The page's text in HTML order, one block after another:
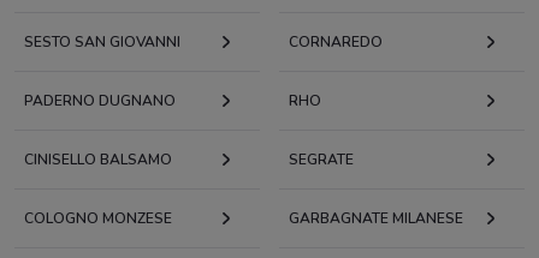
SESTO SAN GIOVANNI CORNAREDO
PADERNO DUGNANO RHO
CINISELLO BALSAMO SEGRATE
COLOGNO MONZESE GARBAGNATE MILANESE